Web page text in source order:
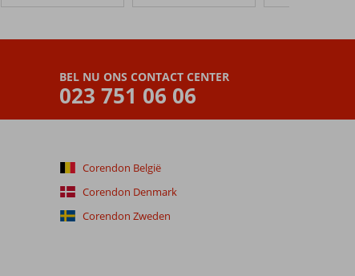
BEL NU ONS CONTACT CENTER
023 751 06 06
Corendon België
Corendon Denmark
Corendon Zweden